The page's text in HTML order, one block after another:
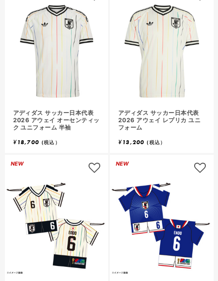
アディダス サッカー日本代表
2026 アウェイ オーセンティッ
ク ユニフォーム 半袖
¥18,700 (税込）
アディダス サッカー日本代表
2026 アウェイ レプリカ ユニ
フォーム
¥13,200 (税込）
NEW NEW